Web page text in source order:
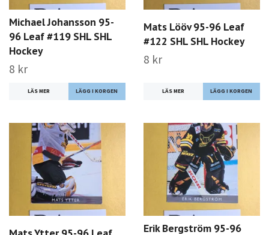
Michael Johansson 95-
96 Leaf #119 SHL SHL
Hockey
8 kr
LÄS MER
Mats Lööv 95-96 Leaf
#122 SHL SHL Hockey
8 kr
LÄS MER
Erik Bergström 95-96